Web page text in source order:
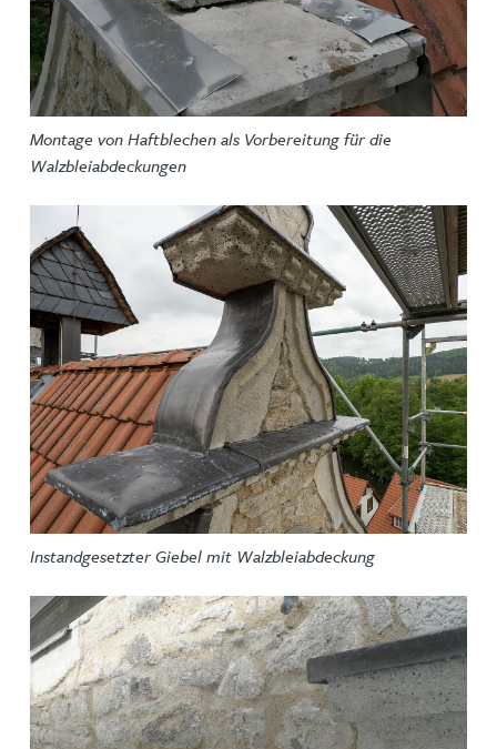
Montage von Haftblechen als Vorbereitung für die
Walzbleiabdeckungen
Instandgesetzter Giebel mit Walzbleiabdeckung